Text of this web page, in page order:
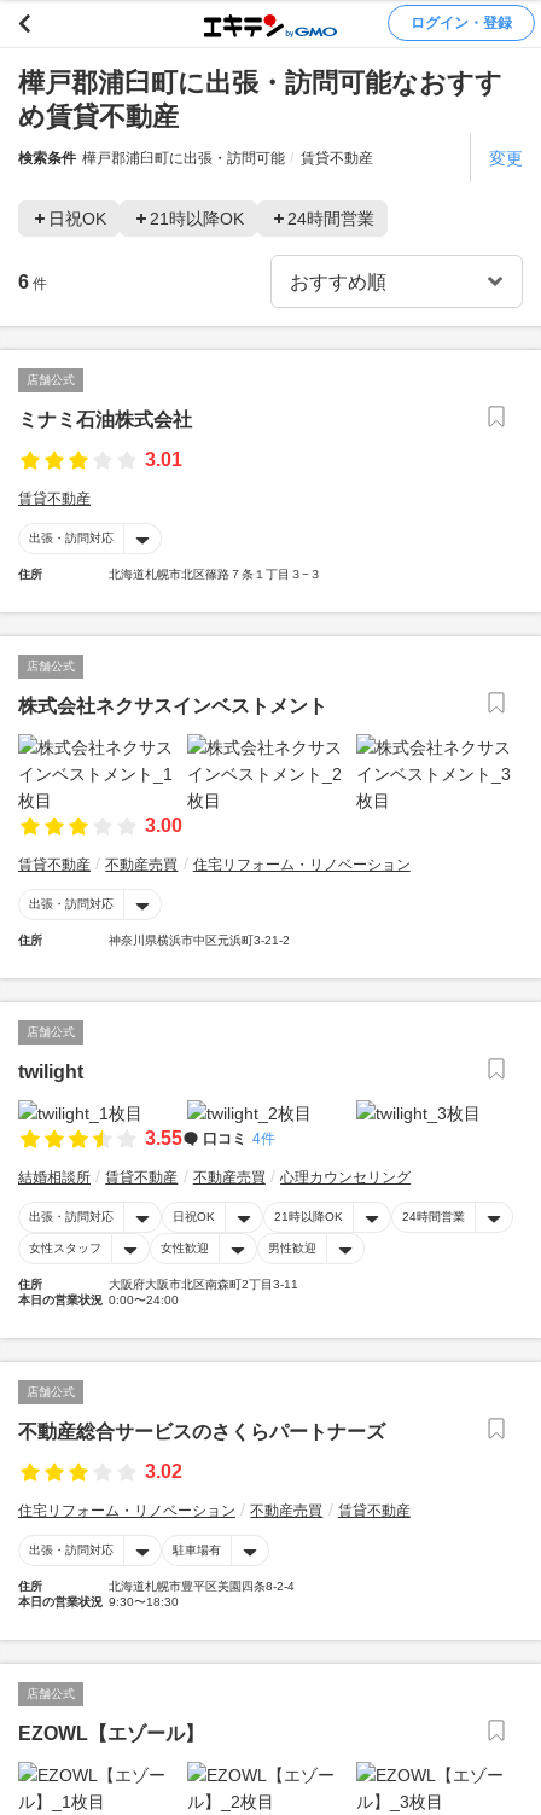
ログイン・登録
樺戸郡浦臼町に出張・訪問可能なおすす
め賃貸不動産
検索条件 樺戸郡浦臼町に出張・訪問可能 賃貸不動産 変更
日祝OK 21時以降OK 24時間営業
6 件
店舗公式
ミナミ石油株式会社
3.01
賃貸不動産
出張・訪問対応
住所 北海道札幌市北区篠路７条１丁目３−３
店舗公式
株式会社ネクサスインベストメント
3.00
賃貸不動産 不動産売買 住宅リフォーム・リノベーション
出張・訪問対応
住所 神奈川県横浜市中区元浜町3-21-2
店舗公式
twilight
3.55 口コミ 4件
結婚相談所 賃貸不動産 不動産売買 心理カウンセリング
出張・訪問対応 日祝OK 21時以降OK 24時間営業
女性スタッフ 女性歓迎 男性歓迎
住所
大阪府大阪市北区南森町2丁目3-11
本日の営業状況 0:00〜24:00
店舗公式
不動産総合サービスのさくらパートナーズ
3.02
住宅リフォーム・リノベーション 不動産売買 賃貸不動産
出張・訪問対応 駐車場有
住所
北海道札幌市豊平区美園四条8-2-4
本日の営業状況 9:30〜18:30
店舗公式
EZOWL【エゾール】